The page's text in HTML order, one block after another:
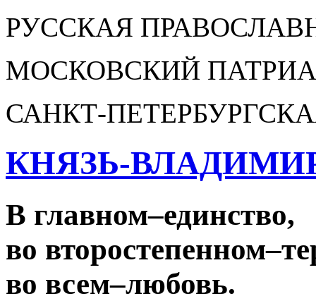
РУССКАЯ
МОСКОВСКИЙ
САНКТ-
КНЯЗЬ-
В главном–единство,
во второстепенном–
во всем–любовь.